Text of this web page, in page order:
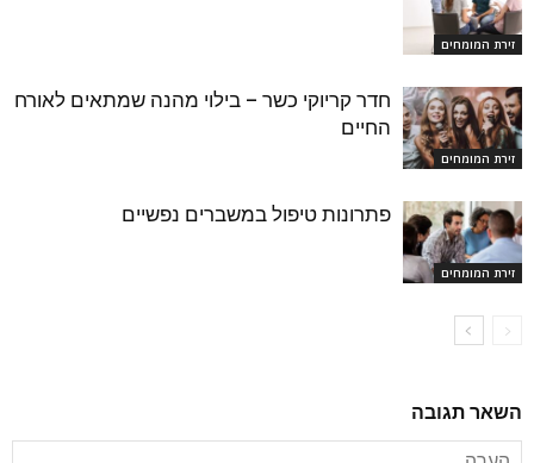
זירת המומחים
זירת המומחים
חדר קריוקי כשר – בילוי מהנה שמתאים לאורח
החיים
זירת המומחים
פתרונות טיפול במשברים נפשיים
השאר תגובה